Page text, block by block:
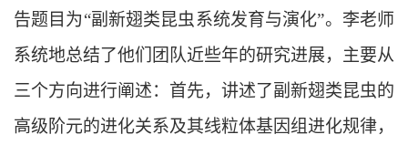
告题目为“副新翅类昆虫系统发育与演化”。李老师
系统地总结了他们团队近些年的研究进展，主要从
三个方向进行阐述：首先，讲述了副新翅类昆虫的
高级阶元的进化关系及其线粒体基因组进化规律，